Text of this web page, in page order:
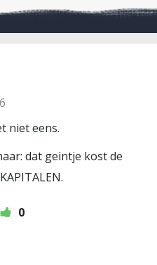
niet eens.
dat geintje kost de
0